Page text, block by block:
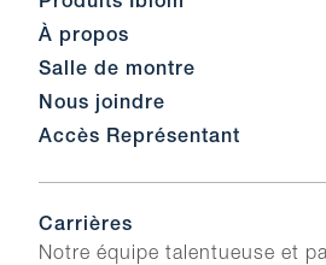
À propos
Salle de montre
Nous joindre
Accès Représentant
Carrières
Notre équipe talentueuse et